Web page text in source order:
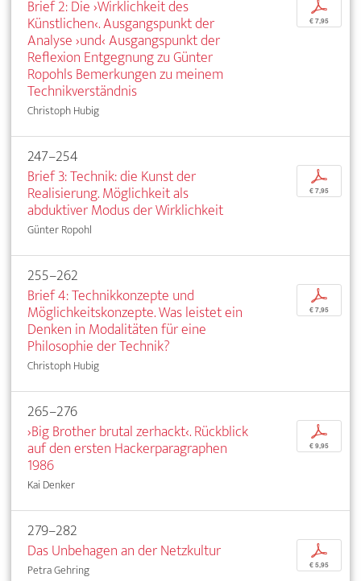
Brief 2: Die ›Wirklichkeit des
Künstlichen‹. Ausgangspunkt der
Analyse ›und‹ Ausgangspunkt der
Reflexion Entgegnung zu Günter
Ropohls Bemerkungen zu meinem
Technikverständnis
Christoph Hubig
p
€ 7,95
247–254
Brief 3: Technik: die Kunst der
Realisierung. Möglichkeit als
abduktiver Modus der Wirklichkeit
Günter Ropohl
p
€ 7,95
255–262
Brief 4: Technikkonzepte und
Möglichkeitskonzepte. Was leistet ein
Denken in Modalitäten für eine
Philosophie der Technik?
Christoph Hubig
p
€ 7,95
265–276
›Big Brother brutal zerhackt‹. Rückblick
auf den ersten Hackerparagraphen
1986
Kai Denker
p
€ 9,95
279–282
Das Unbehagen an der Netzkultur
Petra Gehring
p
€ 5,95